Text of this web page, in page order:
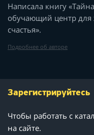
Написала книгу
обучающий центр для
счастья».
Подробнее об авторе
Зарегистрируйтесь
Чтобы работать с
на сайте.